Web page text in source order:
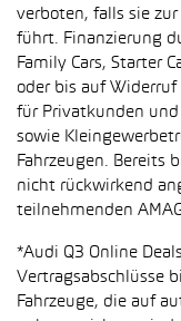
verboten, falls sie
führt. Finanzierung
Family Cars, Starter
oder bis auf
für Privatkunden
sowie
Fahrzeugen. Bereits
nicht rückwirkend
teilnehmenden
*Audi Q3 Online
Vertragsabschlüsse
Fahrzeuge, die auf